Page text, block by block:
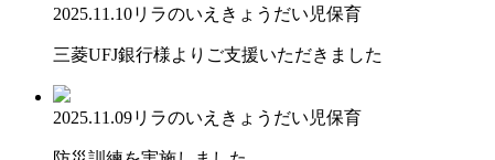
2025.11.10リラのいえ きょうだい児保育
三菱UFJ銀行様よりご支援いただきました
2025.11.09リラのいえ きょうだい児保育